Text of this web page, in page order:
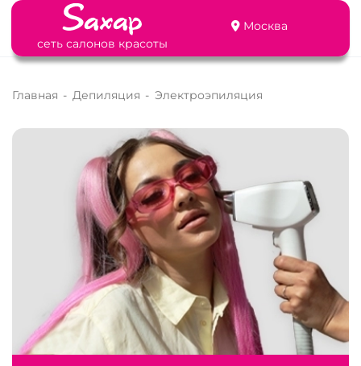
сеть салонов красоты
Москва
Главная - Депиляция - Электроэпиляция